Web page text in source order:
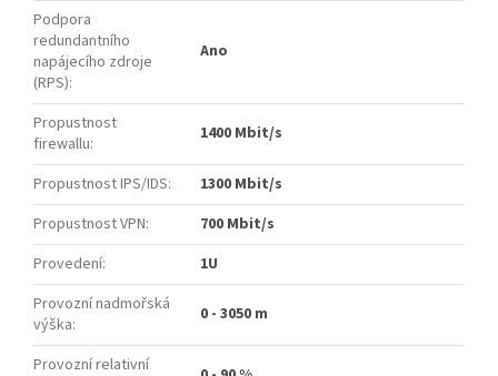
Podpora
redundantního
napájecího zdroje
(RPS):
Ano
Propustnost
firewallu: 1400 Mbit/s
Propustnost IPS/IDS:
1300 Mbit/s
Propustnost VPN:
700 Mbit/s
Provedení:
1U
Provozní nadmořská
výška: 0 - 3050 m
Provozní relativní